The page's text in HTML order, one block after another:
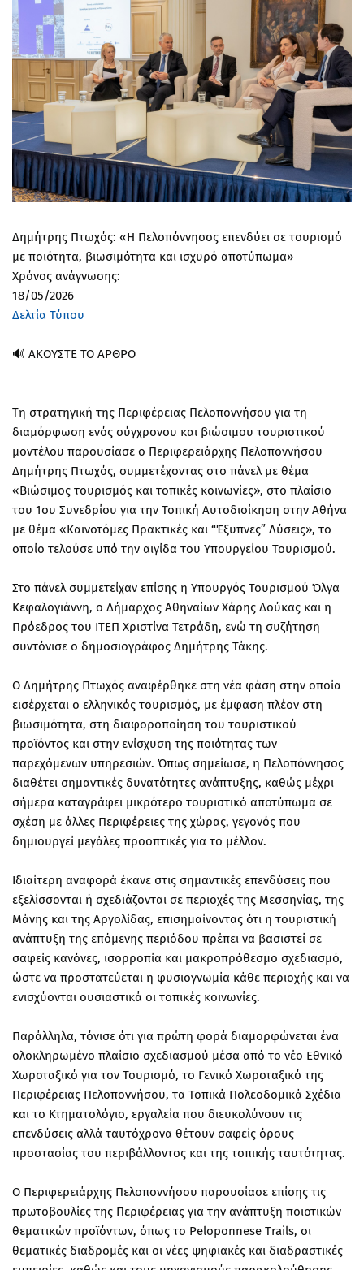
Δημήτρης Πτωχός: «Η Πελοπόννησος επενδύει σε τουρισμό
με ποιότητα, βιωσιμότητα και ισχυρό αποτύπωμα»
Χρόνος ανάγνωσης:
18/05/2026
Δελτία Τύπου
🔊 ΑΚΟΥΣΤΕ ΤΟ ΑΡΘΡΟ
Τη στρατηγική της Περιφέρειας Πελοποννήσου για τη
διαμόρφωση ενός σύγχρονου και βιώσιμου τουριστικού
μοντέλου παρουσίασε ο Περιφερειάρχης Πελοποννήσου
Δημήτρης Πτωχός, συμμετέχοντας στο πάνελ με θέμα
«Βιώσιμος τουρισμός και τοπικές κοινωνίες», στο πλαίσιο
του 1ου Συνεδρίου για την Τοπική Αυτοδιοίκηση στην Αθήνα
με θέμα «Καινοτόμες Πρακτικές και “Έξυπνες” Λύσεις», το
οποίο τελούσε υπό την αιγίδα του Υπουργείου Τουρισμού.
Στο πάνελ συμμετείχαν επίσης η Υπουργός Τουρισμού Όλγα
Κεφαλογιάννη, ο Δήμαρχος Αθηναίων Χάρης Δούκας και η
Πρόεδρος του ΙΤΕΠ Χριστίνα Τετράδη, ενώ τη συζήτηση
συντόνισε ο δημοσιογράφος Δημήτρης Τάκης.
Ο Δημήτρης Πτωχός αναφέρθηκε στη νέα φάση στην οποία
εισέρχεται ο ελληνικός τουρισμός, με έμφαση πλέον στη
βιωσιμότητα, στη διαφοροποίηση του τουριστικού
προϊόντος και στην ενίσχυση της ποιότητας των
παρεχόμενων υπηρεσιών. Όπως σημείωσε, η Πελοπόννησος
διαθέτει σημαντικές δυνατότητες ανάπτυξης, καθώς μέχρι
σήμερα καταγράφει μικρότερο τουριστικό αποτύπωμα σε
σχέση με άλλες Περιφέρειες της χώρας, γεγονός που
δημιουργεί μεγάλες προοπτικές για το μέλλον.
Ιδιαίτερη αναφορά έκανε στις σημαντικές επενδύσεις που
εξελίσσονται ή σχεδιάζονται σε περιοχές της Μεσσηνίας, της
Μάνης και της Αργολίδας, επισημαίνοντας ότι η τουριστική
ανάπτυξη της επόμενης περιόδου πρέπει να βασιστεί σε
σαφείς κανόνες, ισορροπία και μακροπρόθεσμο σχεδιασμό,
ώστε να προστατεύεται η φυσιογνωμία κάθε περιοχής και να
ενισχύονται ουσιαστικά οι τοπικές κοινωνίες.
Παράλληλα, τόνισε ότι για πρώτη φορά διαμορφώνεται ένα
ολοκληρωμένο πλαίσιο σχεδιασμού μέσα από το νέο Εθνικό
Χωροταξικό για τον Τουρισμό, το Γενικό Χωροταξικό της
Περιφέρειας Πελοποννήσου, τα Τοπικά Πολεοδομικά Σχέδια
και το Κτηματολόγιο, εργαλεία που διευκολύνουν τις
επενδύσεις αλλά ταυτόχρονα θέτουν σαφείς όρους
προστασίας του περιβάλλοντος και της τοπικής ταυτότητας.
Ο Περιφερειάρχης Πελοποννήσου παρουσίασε επίσης τις
πρωτοβουλίες της Περιφέρειας για την ανάπτυξη ποιοτικών
θεματικών προϊόντων, όπως το Peloponnese Trails, οι
θεματικές διαδρομές και οι νέες ψηφιακές και διαδραστικές